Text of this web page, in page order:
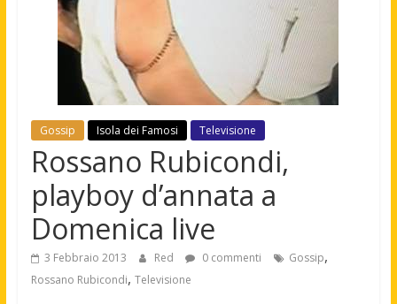
Gossip Isola dei Famosi Televisione
Rossano Rubicondi,
playboy d’annata a
Domenica live
3 Febbraio 2013 Red 0 commenti Gossip,
Rossano Rubicondi, Televisione